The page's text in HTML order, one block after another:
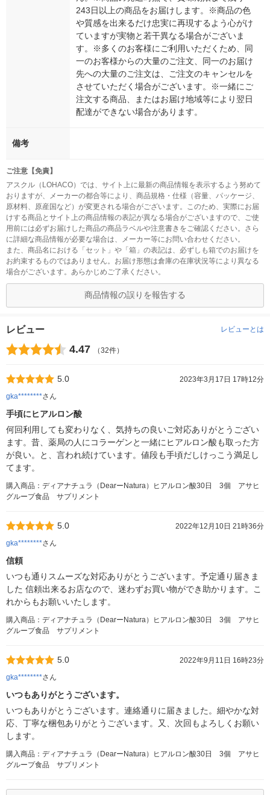
243日以上の商品をお届けします。※商品の色
や質感を出来るだけ忠実に再現するよう心がけ
ていますが実物と若干異なる場合がございま
す。※多くのお客様にご利用いただくため、同
一のお客様からの大量のご注文、同一のお届け
先への大量のご注文は、ご注文のキャンセルを
させていただく場合がございます。※一緒にご
注文する商品、またはお届け地域等により翌日
配達ができない場合があります。
備考
ご注意【免責】
アスクル（LOHACO）では、サイト上に最新の商品情報を表示するよう努めて
おりますが、メーカーの都合等により、商品規格・仕様（容量、パッケージ、
原材料、原産国など）が変更される場合がございます。このため、実際にお届
けする商品とサイト上の商品情報の表記が異なる場合がございますので、ご使
用前には必ずお届けした商品の商品ラベルや注意書きをご確認ください。さら
に詳細な商品情報が必要な場合は、メーカー等にお問い合わせください。
また、商品名における「セット」や「箱」の表記は、必ずしも箱でのお届けを
お約束するものではありません。お届け形態は倉庫の在庫状況等により異なる
場合がございます。あらかじめご了承ください。
商品情報の誤りを報告する
レビュー レビューとは
4.47 （32件）
5.0
2023年3月17日 17時12分
gka********さん
手頃にヒアルロン酸
何回利用しても変わりなく、気持ちの良いご対応ありがとうござい
ます。昔、薬局の人にコラーゲンと一緒にヒアルロン酸も取った方
が良い。と、言われ続けています。値段も手頃だしけっこう満足し
てます。
購入商品：ディアナチュラ（DearーNatura）ヒアルロン酸30日 3個 アサヒ
グループ食品 サプリメント
5.0
2022年12月10日 21時36分
gka********さん
信頼
いつも通りスムーズな対応ありがとうございます。予定通り届きま
した 信頼出来るお店なので、迷わずお買い物ができ助かります。こ
れからもお願いいたします。
購入商品：ディアナチュラ（DearーNatura）ヒアルロン酸30日 3個 アサヒ
グループ食品 サプリメント
5.0
2022年9月11日 16時23分
gka********さん
いつもありがとうございます。
いつもありがとうございます。連絡通りに届きました。細やかな対
応、丁寧な梱包ありがとうございます。又、次回もよろしくお願い
します。
購入商品：ディアナチュラ（DearーNatura）ヒアルロン酸30日 3個 アサヒ
グループ食品 サプリメント